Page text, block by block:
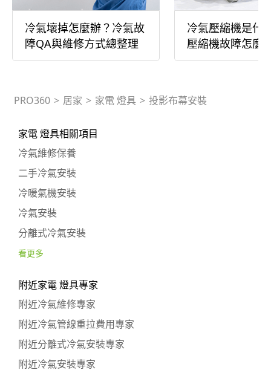
冷氣壞掉怎麼辦？冷氣故
障QA與維修方式總整理
冷氣壓縮機是什
壓縮機故障怎麼
PRO360 > 居家 > 家電 燈具 > 投影布幕安裝
家電 燈具相關項目
冷氣維修保養
二手冷氣安裝
冷暖氣機安裝
冷氣安裝
分離式冷氣安裝
看更多
附近家電 燈具專家
附近冷氣維修專家
附近冷氣管線重拉費用專家
附近分離式冷氣安裝專家
附近冷氣安裝專家